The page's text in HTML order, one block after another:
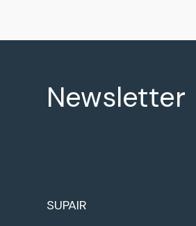
Newsletter
SUPAIR